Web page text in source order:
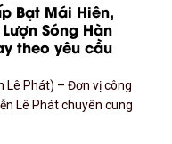
Bạt Mái Hiên,
Sóng Hàn
theo yêu cầu
Lê Phát) – Đơn vị công
Lê Phát chuyên cung